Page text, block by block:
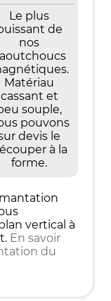
Le plus
de
nos
Matériau
cassant et
souple,
pouvons
devis le
à la
forme.
vertical à
En savoir
du